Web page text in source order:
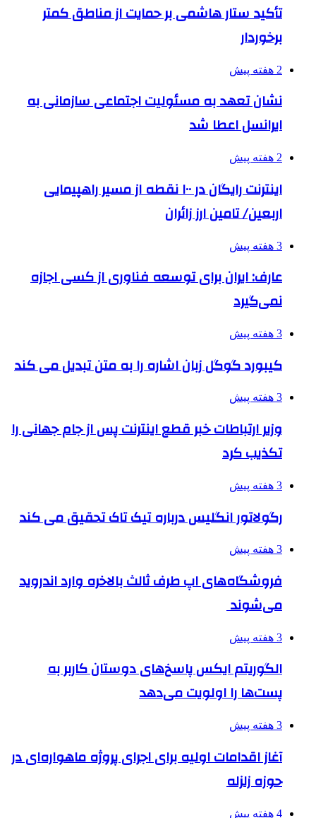
تأکید ستار هاشمی بر حمایت از مناطق کمتر
برخوردار
2 هفته پیش
نشان تعهد به مسئولیت اجتماعی سازمانی به
ایرانسل اعطا شد
2 هفته پیش
اینترنت رایگان در ۱۰۰ نقطه از مسیر راهپیمایی
اربعین/ تامین ارز زائران
3 هفته پیش
عارف: ایران برای توسعه فناوری از کسی اجازه
نمی‌گیرد
3 هفته پیش
کیبورد گوگل زبان اشاره را به متن تبدیل می کند
3 هفته پیش
وزیر ارتباطات خبر قطع اینترنت پس از جام جهانی را
تکذیب کرد
3 هفته پیش
رگولاتور انگلیس درباره تیک تاک تحقیق می کند
3 هفته پیش
فروشگاه‌های اپ طرف ثالث بالاخره وارد اندروید
می‌شوند
3 هفته پیش
الگوریتم ایکس پاسخ‌های دوستان کاربر به
پست‌ها را اولویت می‌دهد
3 هفته پیش
آغاز اقدامات اولیه برای اجرای پروژه ماهواره‌ای در
حوزه زلزله
4 هفته پیش